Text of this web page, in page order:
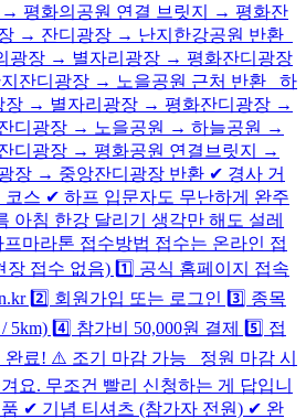
평화의공원 연결 브릿지 → 평화잔
→ 잔디광장 → 난지한강공원 반환
광장 → 별자리광장 → 평화잔디광장
잔디광장 → 노을공원 근처 반환 하
장 → 별자리광장 → 평화잔디광장 →
디광장 → 노을공원 → 하늘공원 →
디광장 → 평화공원 연결브릿지 →
장 → 중앙잔디광장 반환 ✔ 경사 거
코스 ✔ 하프 입문자도 무난하게 완주
아침 한강 달리기 생각만 해도 설레
마라톤 접수방법 접수는 온라인 접
장 접수 없음) 1️⃣ 공식 홈페이지 접속
2️⃣ 회원가입 또는 로그인 3️⃣ 종목
5km) 4️⃣ 참가비 50,000원 결제 5️⃣ 접
완료! ⚠️ 조기 마감 가능 정원 마감 시
요. 무조건 빨리 신청하는 게 답입니
✔ 기념 티셔츠 (참가자 전원) ✔ 완